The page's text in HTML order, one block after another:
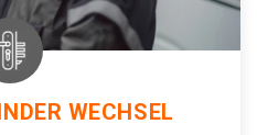
WECHSEL